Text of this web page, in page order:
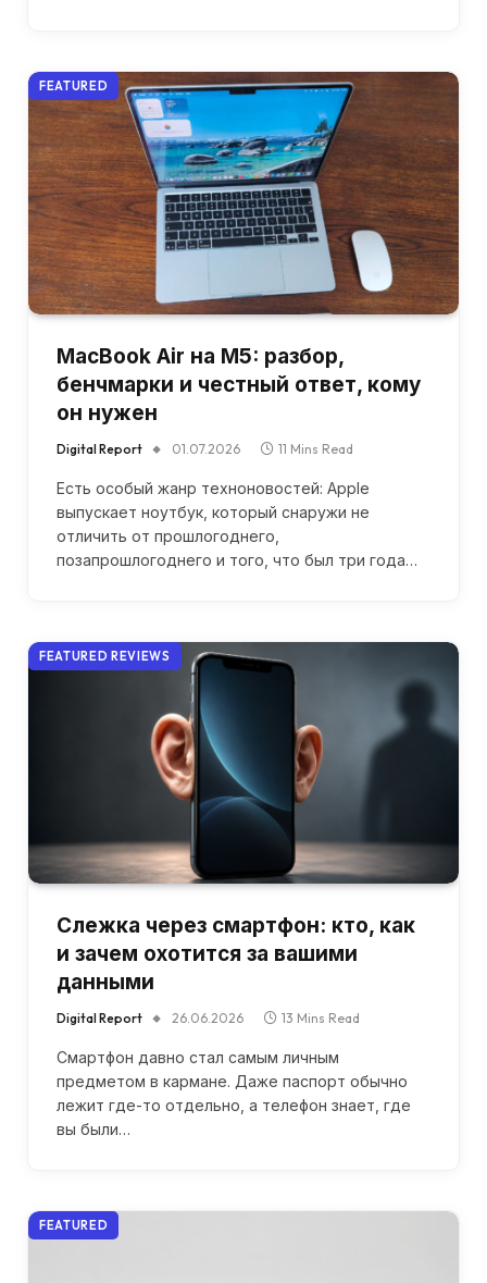
FEATURED
MacBook Air на M5: разбор,
бенчмарки и честный ответ, кому
он нужен
Digital Report 01.07.2026 11 Mins Read
Есть особый жанр техноновостей: Apple
выпускает ноутбук, который снаружи не
отличить от прошлогоднего,
позапрошлогоднего и того, что был три года…
FEATURED REVIEWS
Слежка через смартфон: кто, как
и зачем охотится за вашими
данными
Digital Report 26.06.2026 13 Mins Read
Смартфон давно стал самым личным
предметом в кармане. Даже паспорт обычно
лежит где-то отдельно, а телефон знает, где
вы были…
FEATURED